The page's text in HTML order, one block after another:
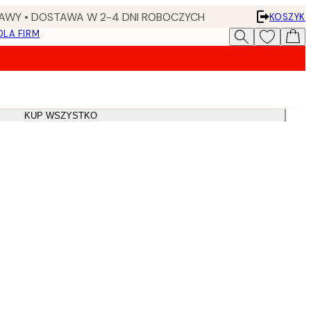
• DOSTAWA W 2-4 DNI ROBOCZYCH
KOSZYK
FIRM
KUP WSZYSTKO